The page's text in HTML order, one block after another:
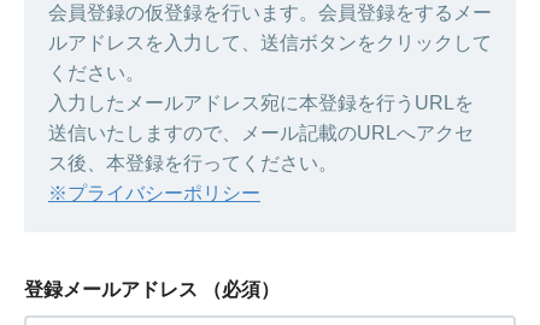
会員登録の仮登録を行います。会員登録をするメー
ルアドレスを入力して、送信ボタンをクリックして
ください。
入力したメールアドレス宛に本登録を行うURLを
送信いたしますので、メール記載のURLへアクセ
ス後、本登録を行ってください。
※プライバシーポリシー
登録メールアドレス （必須）